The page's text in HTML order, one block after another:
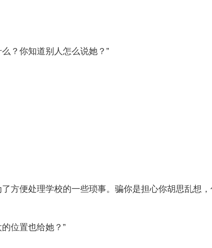
？你知道别人怎么说她？”
方便处理学校的一些琐事。骗你是担心你胡思乱想
位置也给她？”